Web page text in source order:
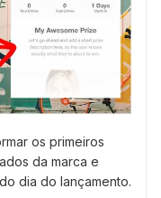
os primeiros
da marca e
dia do lançamento.